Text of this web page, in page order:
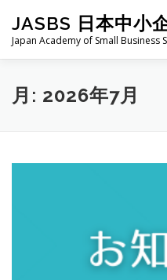
JASBS 日本中小
Japan Academy of Small Business
日本中小企業学会について
月: 2026年7月